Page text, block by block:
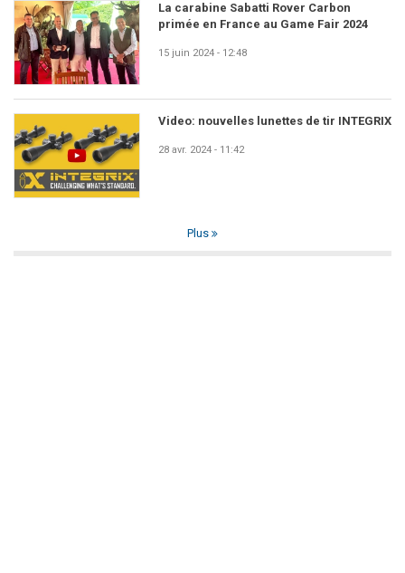
La carabine Sabatti Rover Carbon
primée en France au Game Fair 2024
15 juin 2024 - 12:48
Video: nouvelles lunettes de tir INTEGRIX
28 avr. 2024 - 11:42
Plus